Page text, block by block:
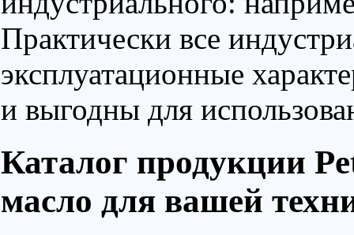
Практически все
эксплуатационные
и выгодны для
Каталог продукции
масло для вашей